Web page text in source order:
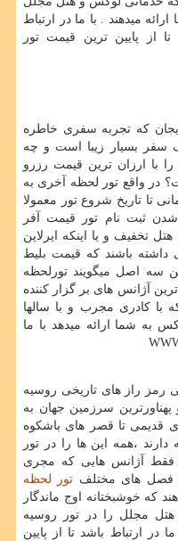
میدهند . با ما در ارتباط
باشید WWW.OUJMANDEGAR.COM تا از پایین ترین قیمت تور
که تجربه سفری خاطره
سفر بسیار زیبا است و چه
با ارزان ترین قیمت رزرو
در واقع تور لحظه آخری به
تا تاریخ شروع تور معمولا
شدن ثبت نام تور قیمت آفر
تخفیف و یا اینکه ایرلاین
داشته باشند که قیمت بلیط
سه اصل میگویند تورلحظه
آژانس های بر گزار کننده
با کادری مجرب و با سالها
به شما ارائه میدهد با ما
رمز راز های تاریخی روسیه
سرزمین جهان به
قدیمی تا قصر های باشکوه
دارند ،همه این ها را در تور
فقط آژانس هایی که مجری
فصل های مختلف تور لحظه
که خوشبختانه اوج ماندگار
مجلل را در تور روسیه
در ارتباط باشد تا از پایین